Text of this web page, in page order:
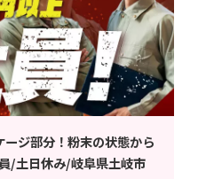
ジ部分！粉末の状態から
/土日休み/岐阜県土岐市